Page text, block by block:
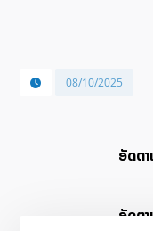
08/10/2025
ອັດ​ຕ
ອັດ​ຕ